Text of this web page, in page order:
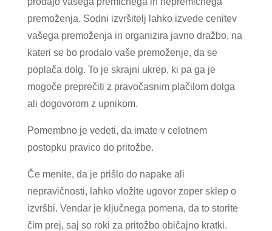
premoženja. Sodni izvršitelj lahko izvede cenitev
vašega premoženja in organizira javno dražbo, na
kateri se bo prodalo vaše premoženje, da se
poplača dolg. To je skrajni ukrep, ki pa ga je
mogoče preprečiti z pravočasnim plačilom dolga
ali dogovorom z upnikom.
Pomembno je vedeti, da imate v celotnem
postopku pravico do pritožbe.
Če menite, da je prišlo do napake ali
nepravičnosti, lahko vložite ugovor zoper sklep o
izvršbi. Vendar je ključnega pomena, da to storite
čim prej, saj so roki za pritožbo običajno kratki.